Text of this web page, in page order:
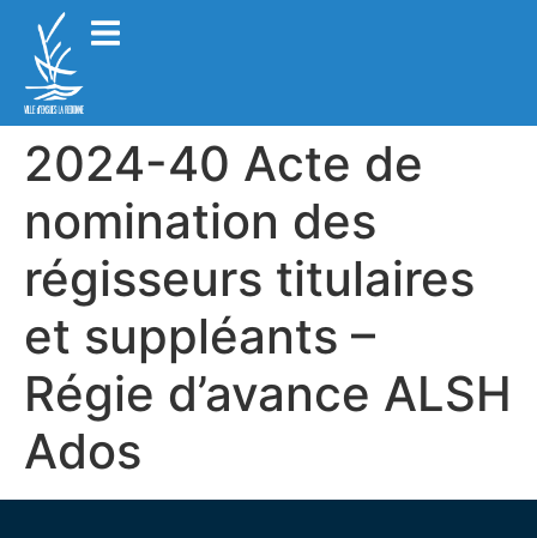
2024-40 Acte de
nomination des
régisseurs titulaires
et suppléants –
Régie d’avance ALSH
Ados